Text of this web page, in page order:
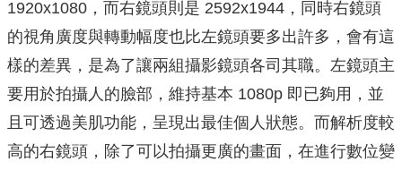
1920x1080，而右鏡頭則是 2592x1944，同時右鏡頭
的視角廣度與轉動幅度也比左鏡頭要多出許多，會有這
樣的差異，是為了讓兩組攝影鏡頭各司其職。左鏡頭主
要用於拍攝人的臉部，維持基本 1080p 即已夠用，並
且可透過美肌功能，呈現出最佳個人狀態。而解析度較
高的右鏡頭，除了可以拍攝更廣的畫面，在進行數位變